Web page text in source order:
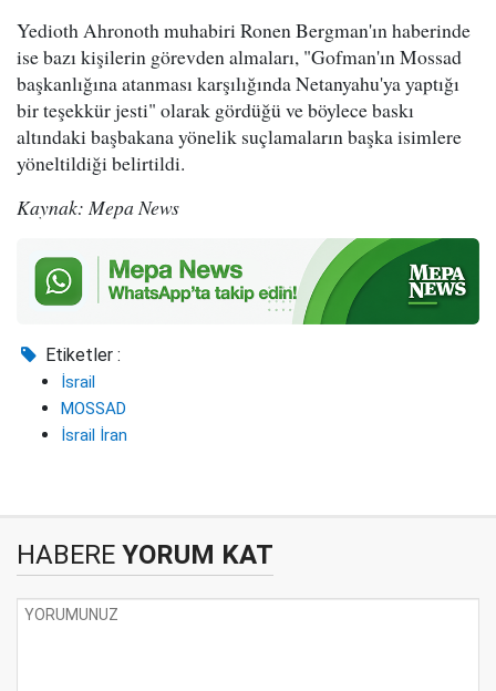
Yedioth Ahronoth muhabiri Ronen Bergman'ın haberinde
ise bazı kişilerin görevden almaları, "Gofman'ın Mossad
başkanlığına atanması karşılığında Netanyahu'ya yaptığı
bir teşekkür jesti" olarak gördüğü ve böylece baskı
altındaki başbakana yönelik suçlamaların başka isimlere
yöneltildiği belirtildi.
Kaynak: Mepa News
Etiketler :
İsrail
MOSSAD
İsrail İran
HABERE YORUM KAT